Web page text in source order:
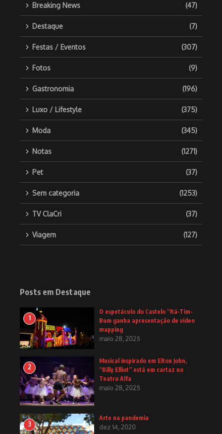
Breaking News (47)
Destaque (7)
Festas / Eventos (307)
Fotos (9)
Gastronomia (196)
Luxo / Lifestyle (375)
Moda (345)
Notas (1271)
Pet (37)
Sem categoria (1253)
TV ClaCri (37)
Viagem (127)
Posts em Destaque
1
O espetáculo do Castelo “Rá-Tim-
Bum ganha apresentação de video
mapping
maio 28, 2025
2
Musical inspirado em Elton John,
“Billy Elliot” está em cartaz no
Teatro Alfa
maio 28, 2025
3
Arte na pandemia
dez 14, 2020